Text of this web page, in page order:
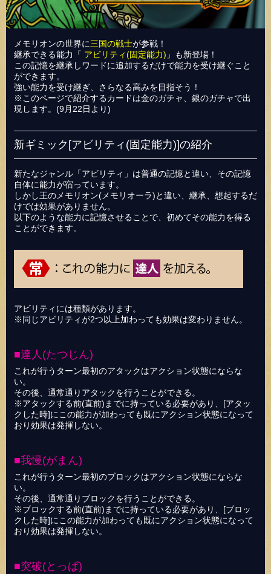
メモリオンの世界に三国の戦士が参戦！
継承できる能力「 アビリティ(固定能力) 」も新登場！
この記憶を継承しワードに追加するだけで能力を受け継ぐこと
ができます。
強い能力を受け継ぎ、さらなる高みを目指そう！
※このページで紹介するカードは金のガチャ、銀のガチャで出
現します。(9月22日より)
新ギミック[アビリティ(固定能力)]の紹介
新たなジャンル「アビリティ」は普通の記憶と違い、その記憶
自体に能力が宿っています。
しかし王のメモリオン(メモリオーラ)と違い、継承、想起するだ
けでは効果がありません。
以下のような能力に記憶させることで、初めてその能力を得る
ことができます。
アビリティには種類があります。
※同じアビリティが2つ以上加わっても効果は変わりません。
■達人(たつじん)
これが行うターン最初のアタックはアクション状態にならな
い。
その後、通常通りアタックを行うことができる。
※アタックする前(直前)までに持っている必要があり、[アタッ
クした時]にこの能力が加わっても既にアクション状態になって
おり効果は発揮しない。
■我慢(がまん)
これが行うターン最初のブロックはアクション状態にならな
い。
その後、通常通りブロックを行うことができる。
※ブロックする前(直前)までに持っている必要があり、[ブロッ
クした時]にこの能力が加わっても既にアクション状態になって
おり効果は発揮しない。
■突破(とっぱ)